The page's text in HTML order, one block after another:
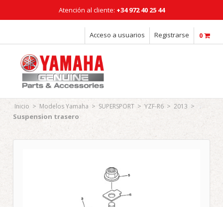
Atención al cliente: +34 972 40 25 44
Horario: Lunes a Viernes: 08:00 - 18:00h
Acceso a usuarios Registrarse 0
Inicio > Modelos Yamaha > SUPERSPORT > YZF-R6 > 2013 >
Suspension trasero